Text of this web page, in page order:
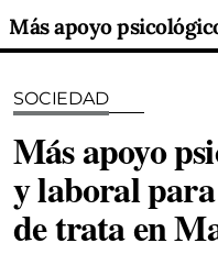
SOCIEDAD
Más apoyo
y laboral
de trata en